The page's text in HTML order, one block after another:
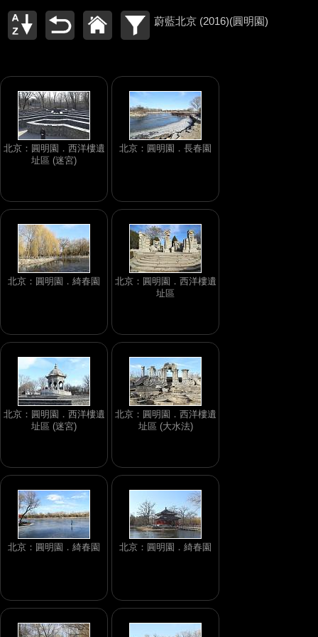
蔚藍北京 (2016)(圓明園)
北京：圓明園．西洋樓遺
址區 (迷宮)
北京：圓明園．長春園
北京：圓明園．綺春園
北京：圓明園．西洋樓遺
址區
北京：圓明園．西洋樓遺
址區 (迷宮)
北京：圓明園．西洋樓遺
址區 (大水法)
北京：圓明園．綺春園 北京：圓明園．綺春園